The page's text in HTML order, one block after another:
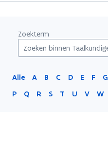
Taalkundige
Zoekterm
Alle A B C D E F G
P
Q R S T U V W